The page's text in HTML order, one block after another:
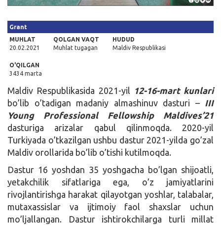
Grant
MUHLAT
20.02.2021
QOLGAN VAQT
Muhlat tugagan
HUDUD
Maldiv Respublikasi
O'QILGAN
3434 marta
Maldiv Respublikasida 2021-yil 12-16-mart kunlari
bo’lib o’tadigan madaniy almashinuv dasturi – III
Young Professional Fellowship Maldives’21
dasturiga arizalar qabul qilinmoqda. 2020-yil
Turkiyada o’tkazilgan ushbu dastur 2021-yilda go’zal
Maldiv orollarida bo’lib o’tishi kutilmoqda.
Dastur 16 yoshdan 35 yoshgacha bo’lgan shijoatli,
yetakchilik sifatlariga ega, o’z jamiyatlarini
rivojlantirishga harakat qilayotgan yoshlar, talabalar,
mutaxassislar va ijtimoiy faol shaxslar uchun
mo’ljallangan. Dastur ishtirokchilarga turli millat